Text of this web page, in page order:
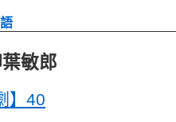
葉敏郎
】40